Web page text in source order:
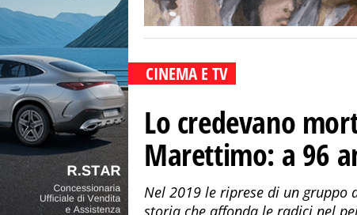
CINEMA E TV
Lo credevano
Marettimo: a 96
Nel 2019 le riprese di un gruppo
storia che affonda le radici nel